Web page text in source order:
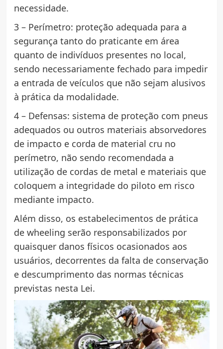
necessidade.
3 – Perímetro: proteção adequada para a
segurança tanto do praticante em área
quanto de indivíduos presentes no local,
sendo necessariamente fechado para impedir
a entrada de veículos que não sejam alusivos
à prática da modalidade.
4 – Defensas: sistema de proteção com pneus
adequados ou outros materiais absorvedores
de impacto e corda de material cru no
perímetro, não sendo recomendada a
utilização de cordas de metal e materiais que
coloquem a integridade do piloto em risco
mediante impacto.
Além disso, os estabelecimentos de prática
de wheeling serão responsabilizados por
quaisquer danos físicos ocasionados aos
usuários, decorrentes da falta de conservação
e descumprimento das normas técnicas
previstas nesta Lei.